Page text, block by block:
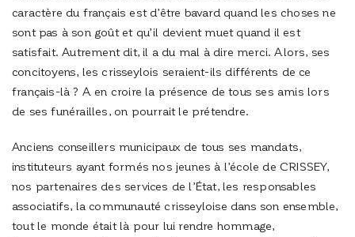
caractère du français est d’être bavard quand les choses ne
sont pas à son goût et qu’il devient muet quand il est
satisfait. Autrement dit, il a du mal à dire merci. Alors, ses
concitoyens, les crisseylois seraient-ils différents de ce
français-là ? A en croire la présence de tous ses amis lors
de ses funérailles, on pourrait le prétendre.
Anciens conseillers municipaux de tous ses mandats,
instituteurs ayant formés nos jeunes à l’école de CRISSEY,
nos partenaires des services de l’État, les responsables
associatifs, la communauté crisseyloise dans son ensemble,
tout le monde était là pour lui rendre hommage,